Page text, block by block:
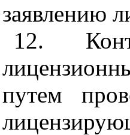
заявлению
12.
путем